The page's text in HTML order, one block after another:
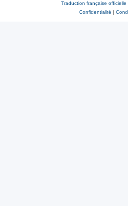
Traduction française officielle
Confidentialité |